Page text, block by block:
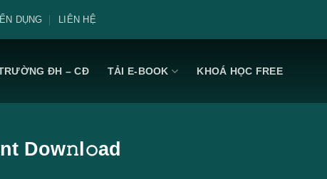
DỤNG LIÊN HỆ
ĐH – CĐ TẢI E-BOOK KHOÁ HỌC FREE
Dow𝚗l𝚘ad